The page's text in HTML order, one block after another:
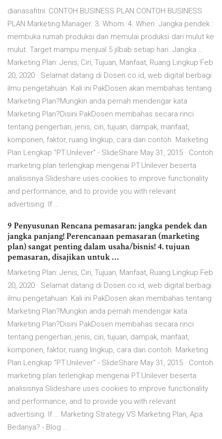
dianasafitrii: CONTOH BUSINESS PLAN CONTOH BUSINESS
PLAN Marketing Manager. 3. Whom. 4. When. Jangka pendek :
membuka rumah produksi dan memulai produksi dari mulut ke
mulut. Target mampu menjual 5 jilbab setiap hari. Jangka …
Marketing Plan: Jenis, Ciri, Tujuan, Manfaat, Ruang Lingkup Feb
20, 2020 · Selamat datang di Dosen.co.id, web digital berbagi
ilmu pengetahuan. Kali ini PakDosen akan membahas tentang
Marketing Plan?Mungkin anda pernah mendengar kata
Marketing Plan?Disini PakDosen membahas secara rinci
tentang pengertian, jenis, ciri, tujuan, dampak, manfaat,
komponen, faktor, ruang lingkup, cara dan contoh. Marketing
Plan Lengkap "PT.Unilever" - SlideShare May 31, 2015 · Contoh
marketing plan terlengkap mengenai PT.Unilever beserta
analisisnya Slideshare uses cookies to improve functionality
and performance, and to provide you with relevant
advertising. If …
9 Penyusunan Rencana pemasaran: jangka pendek dan
jangka panjang! Perencanaan pemasaran (marketing
plan) sangat penting dalam usaha/bisnis! 4. tujuan
pemasaran, disajikan untuk …
Marketing Plan: Jenis, Ciri, Tujuan, Manfaat, Ruang Lingkup Feb
20, 2020 · Selamat datang di Dosen.co.id, web digital berbagi
ilmu pengetahuan. Kali ini PakDosen akan membahas tentang
Marketing Plan?Mungkin anda pernah mendengar kata
Marketing Plan?Disini PakDosen membahas secara rinci
tentang pengertian, jenis, ciri, tujuan, dampak, manfaat,
komponen, faktor, ruang lingkup, cara dan contoh. Marketing
Plan Lengkap "PT.Unilever" - SlideShare May 31, 2015 · Contoh
marketing plan terlengkap mengenai PT.Unilever beserta
analisisnya Slideshare uses cookies to improve functionality
and performance, and to provide you with relevant
advertising. If … Marketing Strategy VS Marketing Plan, Apa
Bedanya? - Blog ...